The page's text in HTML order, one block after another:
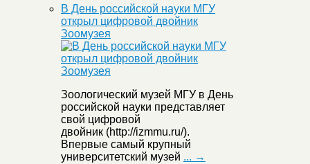
В День российской науки МГУ
открыл цифровой двойник
Зоомузея
Зоологический музей МГУ в День
российской науки представляет
свой цифровой
двойник (http://izmmu.ru/).
Впервые самый крупный
университетский музей ... →